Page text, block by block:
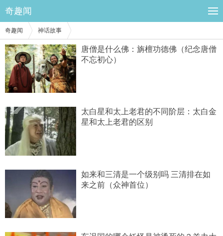
奇趣闻
奇趣闻 神话故事
唐僧是什么佛：旃檀功德佛（纪念唐僧
不忘初心）
太白星和太上老君的不同阶层：太白金
星和太上老君的区别
如来和三清是一个级别吗 三清排在如
来之前（众神首位）